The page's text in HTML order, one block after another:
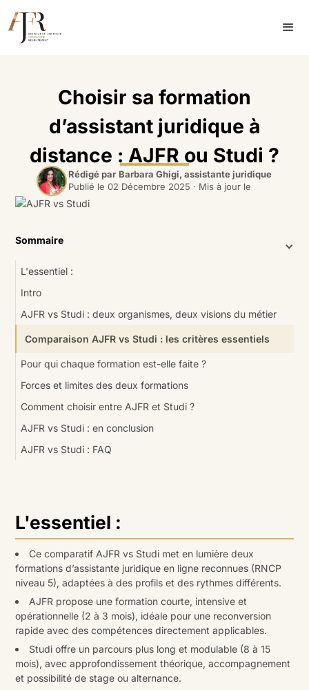
Choisir sa formation
d’assistant juridique à
distance : AJFR ou Studi ?
Rédigé par Barbara Ghigi, assistante juridique
Publié le 02 Décembre 2025 · Mis à jour le
Sommaire
L'essentiel :
Intro
AJFR vs Studi : deux organismes, deux visions du métier
Comparaison AJFR vs Studi : les critères essentiels
Pour qui chaque formation est-elle faite ?
Forces et limites des deux formations
Comment choisir entre AJFR et Studi ?
AJFR vs Studi : en conclusion
AJFR vs Studi : FAQ
L'essentiel :
Ce comparatif AJFR vs Studi met en lumière deux
formations d’assistante juridique en ligne reconnues (RNCP
niveau 5), adaptées à des profils et des rythmes différents.
AJFR propose une formation courte, intensive et
opérationnelle (2 à 3 mois), idéale pour une reconversion
rapide avec des compétences directement applicables.
Studi offre un parcours plus long et modulable (8 à 15
mois), avec approfondissement théorique, accompagnement
et possibilité de stage ou alternance.